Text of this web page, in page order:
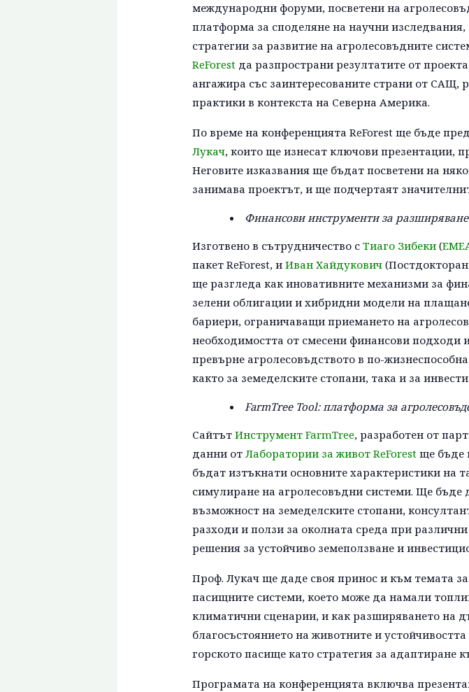
международни форуми, посветени на
платформа за споделяне на научни
стратегии за развитие на агролесовъдните
ReForestда разпространи резултатите от
ангажира със заинтересованите страни от САЩ,
практики в контекста на Северна Америка.
По време на конференцията ReForest ще бъде
Лукач, които ще изнесат ключови презентации,
Неговите изказвания ще бъдат посветени на
занимава проектът, и ще подчертаят
Финансови инструменти за разширяване
Изготвено в сътрудничество с Тиаго Зибеки(
пакет ReForest, и Иван Хайдукович
ще разгледа как иновативните механизми за
зелени облигации и хибридни модели на
бариери, ограничаващи приемането на
необходимостта от смесени финансови подходи
превърне агролесовъдството в по-
както за земеделските стопани, така и за
FarmTree Tool: платформа за
Сайтът Инструмент FarmTree, разработен от
данни от Лаборатории за живот ReForestще бъде
бъдат изтъкнати основните характеристики на
симулиране на агролесовъдни системи. Ще
възможност на земеделските стопани,
разходи и ползи за околната среда при
решения за устойчиво земеползване и
Проф. Лукач ще даде своя принос и към темата
пасищните системи, което може да намали
климатични сценарии, и как разширяването на
благосъстоянието на животните и
горското пасище като стратегия за адаптиране
Програмата на конференцията включва